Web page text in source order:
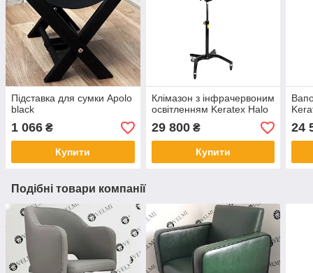
Підставка для сумки Apolo
black
1 066 ₴
Купити
Клімазон з інфрачервоним
освітленням Keratex Halo
29 800₴
Купити
24
Подібні товари компанії